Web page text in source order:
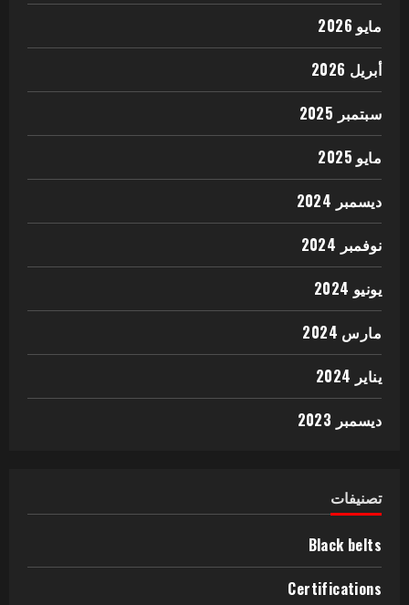
مايو 2026
أبريل 2026
سبتمبر 2025
مايو 2025
ديسمبر 2024
نوفمبر 2024
يونيو 2024
مارس 2024
يناير 2024
ديسمبر 2023
تصنيفات
Black belts
Certifications